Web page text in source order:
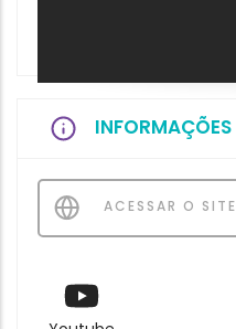
INFORMAÇÕES
ACESSAR O SITE